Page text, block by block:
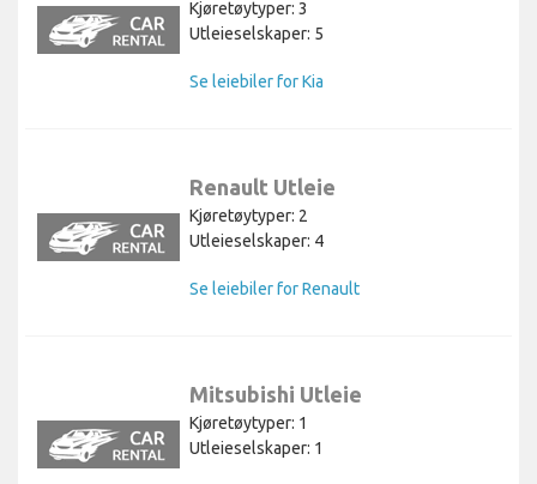
Kjøretøytyper: 3
Utleieselskaper: 5
Se leiebiler for Kia
Renault Utleie
Kjøretøytyper: 2
Utleieselskaper: 4
Se leiebiler for Renault
Mitsubishi Utleie
Kjøretøytyper: 1
Utleieselskaper: 1